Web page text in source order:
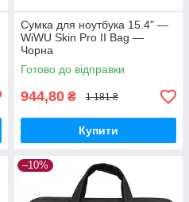
Сумка для ноутбука 15.4" —
WiWU Skin Pro II Bag —
Чорна
Готово до відправки
944,80 ₴ 1 181 ₴
Купити
–10%